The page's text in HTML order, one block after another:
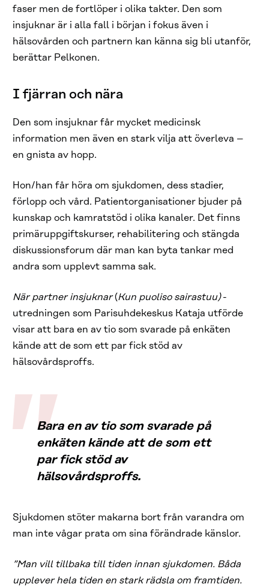
faser men de fortlöper i olika takter. Den som
insjuknar är i alla fall i början i fokus även i
hälsovården och partnern kan känna sig bli utanför,
berättar Pelkonen.
I fjärran och nära
Den som insjuknar får mycket medicinsk
information men även en stark vilja att överleva –
en gnista av hopp.
Hon/han får höra om sjukdomen, dess stadier,
förlopp och vård. Patientorganisationer bjuder på
kunskap och kamratstöd i olika kanaler. Det finns
primäruppgiftskurser, rehabilitering och stängda
diskussionsforum där man kan byta tankar med
andra som upplevt samma sak.
När partner insjuknar(Kun puoliso sairastuu)-
utredningen som Parisuhdekeskus Kataja utförde
visar att bara en av tio som svarade på enkäten
kände att de som ett par fick stöd av
hälsovårdsproffs.
Bara en av tio som svarade på
enkäten kände att de som ett
par fick stöd av
hälsovårdsproffs.
Sjukdomen stöter makarna bort från varandra om
man inte vågar prata om sina förändrade känslor.
”Man vill tillbaka till tiden innan sjukdomen. Båda
upplever hela tiden en stark rädsla om framtiden.